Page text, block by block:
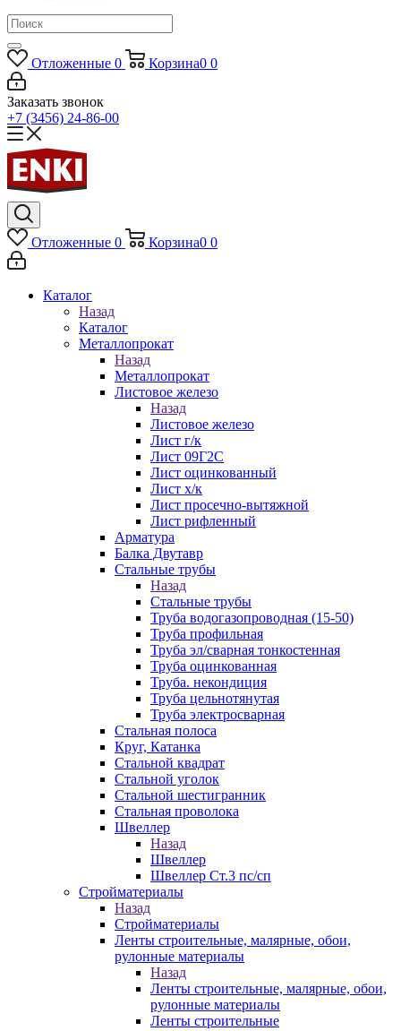
Отложенные 0 Корзина0 0
Заказать звонок
+7 (3456) 24-86-00
Отложенные 0 Корзина0 0
Каталог
Назад
Каталог
Металлопрокат
Назад
Металлопрокат
Листовое железо
Назад
Листовое железо
Лист г/к
Лист 09Г2С
Лист оцинкованный
Лист х/к
Лист просечно-вытяжной
Лист рифленный
Арматура
Балка Двутавр
Стальные трубы
Назад
Стальные трубы
Труба водогазопроводная (15-50)
Труба профильная
Труба эл/сварная тонкостенная
Труба оцинкованная
Труба. некондиция
Труба цельнотянутая
Труба электросварная
Стальная полоса
Круг, Катанка
Стальной квадрат
Стальной уголок
Стальной шестигранник
Стальная проволока
Швеллер
Назад
Швеллер
Швеллер Ст.3 пс/сп
Стройматериалы
Назад
Стройматериалы
Ленты строительные, малярные, обои,
рулонные материалы
Назад
Ленты строительные, малярные, обои,
рулонные материалы
Ленты строительные